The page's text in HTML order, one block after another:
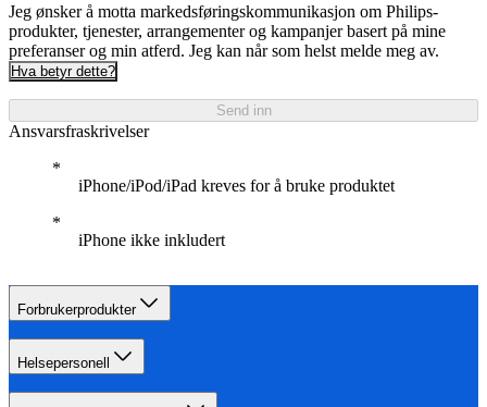
Jeg ønsker å motta markedsføringskommunikasjon om Philips-
produkter, tjenester, arrangementer og kampanjer basert på mine
preferanser og min atferd. Jeg kan når som helst melde meg av.
Hva betyr dette?
Send inn
Ansvarsfraskrivelser
iPhone/iPod/iPad kreves for å bruke produktet
iPhone ikke inkludert
Forbrukerprodukter
Helsepersonell